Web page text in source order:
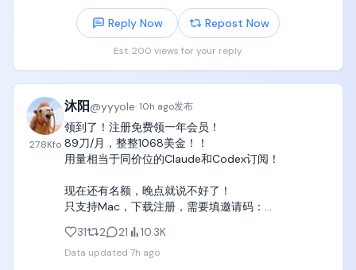
"我们不会因为用别的模型就封号，
几乎可以肯定是别的分类器误触发了，
我们正在查，谢谢你提出来。"
后来还补了一句：
用代理在Claude Code里跑其他模型，
是官方支持的。
我觉得@bcherny 这格局其实挺大的，
换别的公司，
你用我的客户端跑竞品，
不封你才怪。
但Anthropic直接说官方支持，
这波本来已经赢麻了。
结果@thsottiaux 更绝，
他直接引用Boris的推，
来了波反击：
Reply Now Repost Now
Est. 200 views for your reply
27.8Kfo
沐阳@yyyole·10h ago发布
领到了！注册免费领一年会员！
89刀/月，整整1068美金！！
用量相当于同价位的Claude和Codex订阅！
现在还有名额，晚点就说不好了！
只支持Mac，下载注册，需要填邀请码：
31 2 21 10.3K
Data updated 7h ago